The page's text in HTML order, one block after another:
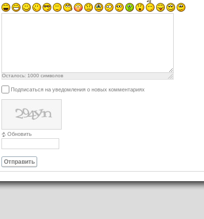
Осталось: 1000 символов
Подписаться на уведомления о новых комментариях
Обновить
Отправить